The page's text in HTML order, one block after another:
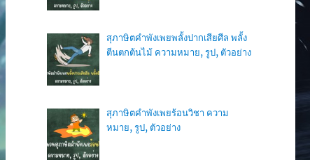
สุภาษิตคำพังเพยพลั้งปากเสียศีล พลั้ง
ตีนตกต้นไม้ ความหมาย, รูป, ตัวอย่าง
สุภาษิตคำพังเพยร้อนวิชา ความ
หมาย, รูป, ตัวอย่าง